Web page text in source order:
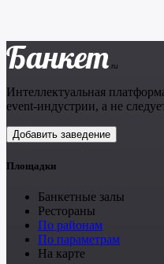
Банкет .ru
Интеллектуальная
event-индустрии, а не
Добавить заведение
Площадки
Банкетные залы
Рестораны
По районам
По параметрам
На карте